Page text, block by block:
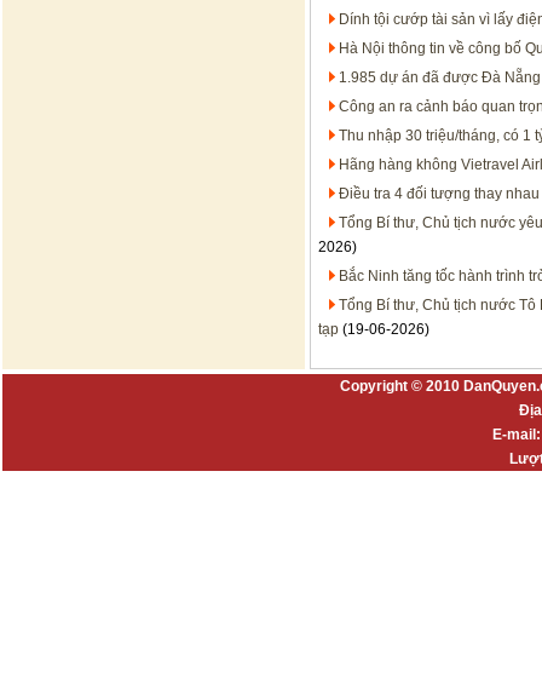
Dính tội cướp tài sản vì lấy
Hà Nội thông tin về công bố
1.985 dự án đã được Đà
Công an ra cảnh báo quan
Thu nhập 30 triệu/tháng, có 1
Hãng hàng không Vietravel
Điều tra 4 đối tượng thay
Tổng Bí thư, Chủ tịch nước
2026)
Bắc Ninh tăng tốc hành trình
Tổng Bí thư, Chủ tịch nước Tô
tạp (19-06-2026)
Copyright © 2010
E-